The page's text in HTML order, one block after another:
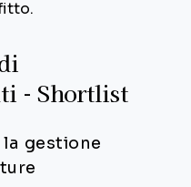
- Shortlist
la gestione